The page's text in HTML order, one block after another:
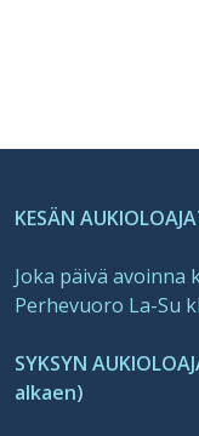
KESÄN
Joka päivä avoinna
Perhevuoro La-Su
SYKSYN
alkaen)